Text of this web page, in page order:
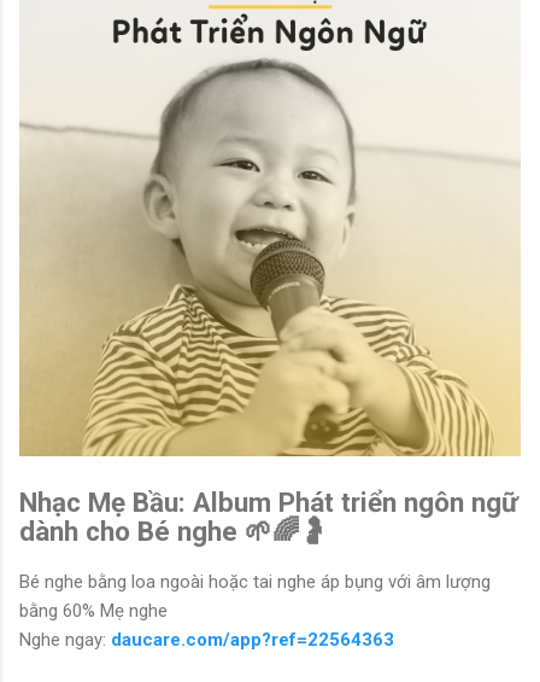
Nhạc Mẹ Bầu: Album Phát triển ngôn ngữ
dành cho Bé nghe 🌱🌈🤰
Bé nghe bằng loa ngoài hoặc tai nghe áp bụng với âm lượng
bằng 60% Mẹ nghe
Nghe ngay: daucare.com/app?ref=22564363